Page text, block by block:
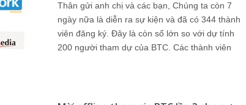
Thân gửi anh chị và các bạn, Chúng ta còn 7
ngày nữa là diễn ra sự kiện và đã có 344 thành
viên đăng ký. Đây là còn số lớn so với dự tính
200 người tham dự của BTC. Các thành viên